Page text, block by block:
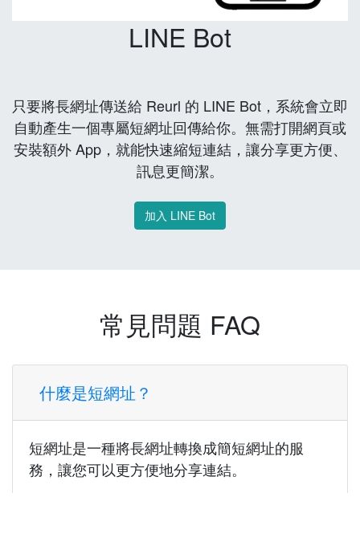
LINE Bot
只要將長網址傳送給 Reurl 的 LINE Bot，系統會立即
自動產生一個專屬短網址回傳給你。無需打開網頁或
安裝額外 App，就能快速縮短連結，讓分享更方便、
訊息更簡潔。
加入 LINE Bot
常見問題 FAQ
什麼是短網址？
短網址是一種將長網址轉換成簡短網址的服
務，讓您可以更方便地分享連結。